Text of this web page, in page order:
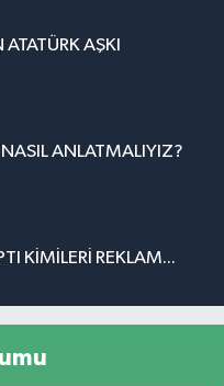
AŞKI
ANLATMALIYIZ?
KİMİLERİ REKLAM...